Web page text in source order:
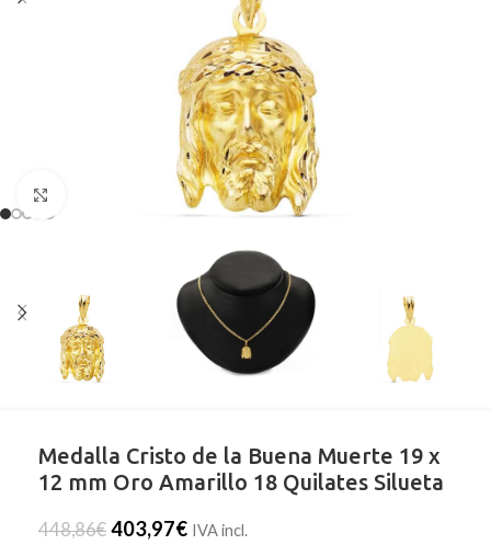
Medalla Cristo de la Buena Muerte 19 x
12 mm Oro Amarillo 18 Quilates Silueta
448,86€ 403,97€ IVA incl.